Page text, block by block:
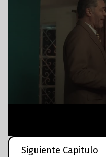
Siguiente Capitulo